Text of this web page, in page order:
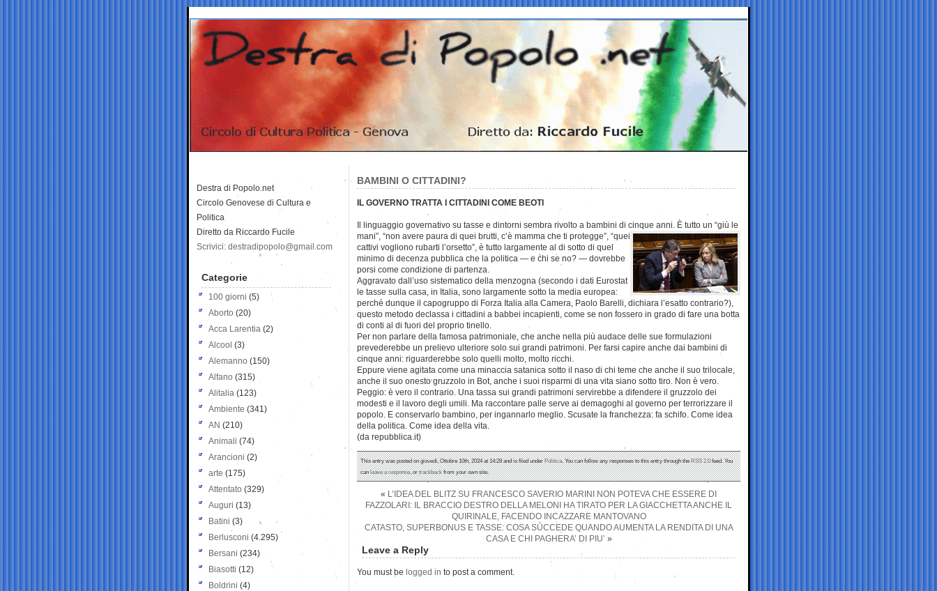
BAMBINI O CITTADINI?
IL GOVERNO TRATTA I CITTADINI COME BEOTI
Il linguaggio governativo su tasse e dintorni sembra rivolto a bambini di cinque anni. È tutto un “giù le
mani”, “non avere paura di quei brutti, c’è mamma che ti protegge”, “quei
cattivi vogliono rubarti l’orsetto”, è tutto largamente al di sotto di quel
minimo di decenza pubblica che la politica — e chi se no? — dovrebbe
porsi come condizione di partenza.
Aggravato dall’uso sistematico della menzogna (secondo i dati Eurostat
le tasse sulla casa, in Italia, sono largamente sotto la media europea:
perché dunque il capogruppo di Forza Italia alla Camera, Paolo Barelli, dichiara l’esatto contrario?),
questo metodo declassa i cittadini a babbei incapienti, come se non fossero in grado di fare una botta
di conti al di fuori del proprio tinello.
Per non parlare della famosa patrimoniale, che anche nella più audace delle sue formulazioni
prevederebbe un prelievo ulteriore solo sui grandi patrimoni. Per farsi capire anche dai bambini di
cinque anni: riguarderebbe solo quelli molto, molto ricchi.
Eppure viene agitata come una minaccia satanica sotto il naso di chi teme che anche il suo trilocale,
anche il suo onesto gruzzolo in Bot, anche i suoi risparmi di una vita siano sotto tiro. Non è vero.
Peggio: è vero il contrario. Una tassa sui grandi patrimoni servirebbe a difendere il gruzzolo dei
modesti e il lavoro degli umili. Ma raccontare palle serve ai demagoghi al governo per terrorizzare il
popolo. E conservarlo bambino, per ingannarlo meglio. Scusate la franchezza: fa schifo. Come idea
della politica. Come idea della vita.
(da repubblica.it)
This entry was posted on giovedì, Ottobre 10th, 2024 at 14:28 and is filed underPolitica. You can follow any responses to this entry through theRSS 2.0feed. You
canleave a response, ortrackbackfrom your own site.
« L’IDEA DEL BLITZ SU FRANCESCO SAVERIO MARINI NON POTEVA CHE ESSERE DI
FAZZOLARI: IL BRACCIO DESTRO DELLA MELONI HA TIRATO PER LA GIACCHETTA ANCHE IL
QUIRINALE, FACENDO INCAZZARE MANTOVANO
CATASTO, SUPERBONUS E TASSE: COSA SUCCEDE QUANDO AUMENTA LA RENDITA DI UNA
CASA E CHI PAGHERA’ DI PIU’»
Leave a Reply
You must be logged in to post a comment.
Destra di Popolo.net
Circolo Genovese di Cultura e
Politica
Diretto da Riccardo Fucile
Scrivici: destradipopolo@gmail.com
Categorie
100 giorni (5)
Aborto (20)
Acca Larentia (2)
Alcool (3)
Alemanno (150)
Alfano (315)
Alitalia (123)
Ambiente (341)
AN (210)
Animali (74)
Arancioni (2)
arte (175)
Attentato (329)
Auguri (13)
Batini (3)
Berlusconi (4.295)
Bersani (234)
Biasotti (12)
Boldrini (4)